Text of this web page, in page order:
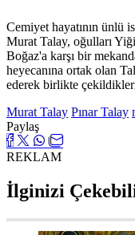
Cemiyet hayatının ünlü
Murat Talay, oğulları
Boğaz'a karşı bir
heyecanına ortak olan
ederek birlikte çekildikleri
Murat Talay Pınar Talay
Paylaş
REKLAM
İlginizi